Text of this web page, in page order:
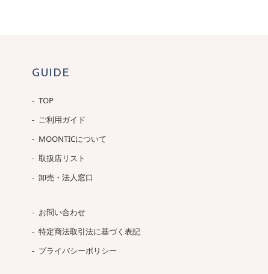
GUIDE
TOP
ご利用ガイド
MOONTICについて
取扱店リスト
卸売・法人窓口
お問い合わせ
特定商法取引法に基づく表記
プライバシーポリシー